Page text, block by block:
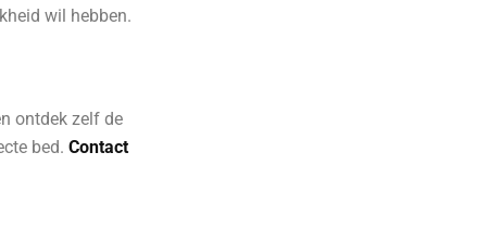
wil hebben.
ontdek zelf de
bed. Contact